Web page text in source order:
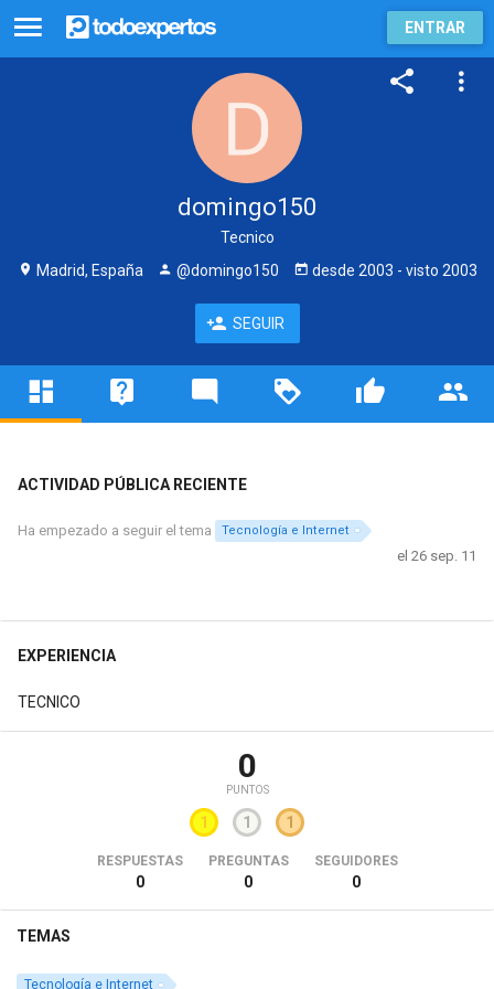
ENTRAR
domingo150
Tecnico
Madrid, España
@domingo150 desde 2003 - visto 2003
SEGUIR
ACTIVIDAD PÚBLICA RECIENTE
Ha empezado a seguir el tema Tecnología e Internet
el 26 sep. 11
EXPERIENCIA
TECNICO
0
PUNTOS
1 1 1
RESPUESTAS
0
PREGUNTAS
0
SEGUIDORES
0
TEMAS
Tecnología e Internet